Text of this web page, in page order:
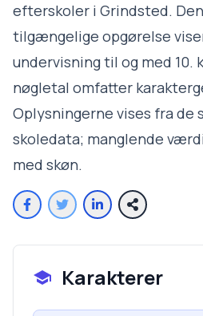
efterskoler i Grindsted.
tilgængelige opgørelse
undervisning til og med 10.
nøgletal omfatter
Oplysningerne vises fra de
skoledata; manglende
med skøn.
Karakterer